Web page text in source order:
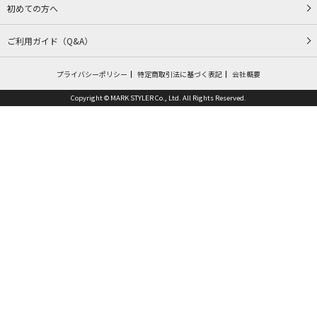
初めての方へ
ご利用ガイド（Q&A）
プライバシーポリシー 特定商取引法に基づく表記 会社概要
Copyright © MARK STYLER Co., Ltd. All Rights Reserved.